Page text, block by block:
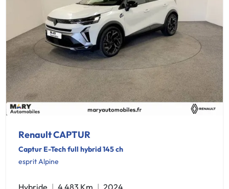
Renault CAPTUR
Captur E-Tech full hybrid 145 ch
esprit Alpine
Hybride 4 483 Km
2024